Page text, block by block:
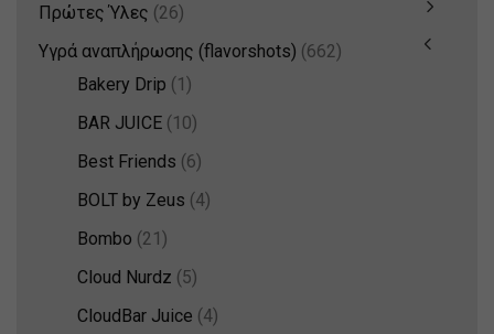
Πρώτες Ύλες (26)
Υγρά αναπλήρωσης (flavorshots) (662)
Bakery Drip (1)
BAR JUICE (10)
Best Friends (6)
BOLT by Zeus (4)
Bombo (21)
Cloud Nurdz (5)
CloudBar Juice (4)